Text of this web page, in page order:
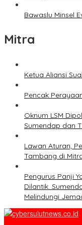
Bawaslu Minsel
Mitra
Ketua Aliansi
Pencak
Oknum LSM
Sumendap dan
Lawan Aturan,
Tambang di
Pengurus Panji
Dilantik.
Melindungi